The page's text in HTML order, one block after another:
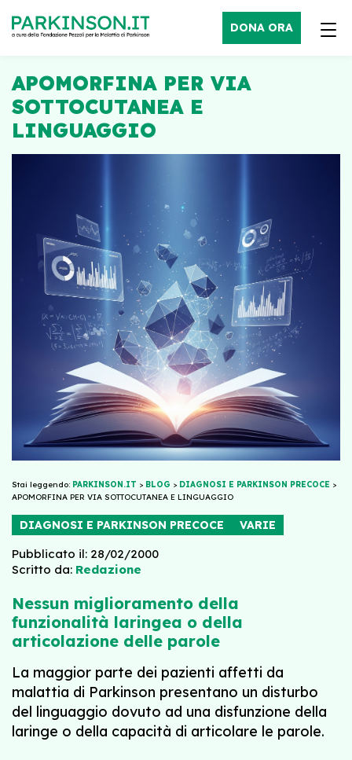
DONA ORA
APOMORFINA PER VIA
SOTTOCUTANEA E
LINGUAGGIO
Stai leggendo: PARKINSON.IT > BLOG > DIAGNOSI E PARKINSON PRECOCE >
APOMORFINA PER VIA SOTTOCUTANEA E LINGUAGGIO
DIAGNOSI E PARKINSON PRECOCE VARIE
Pubblicato il: 28/02/2000
Scritto da: Redazione
Nessun miglioramento della
funzionalità laringea o della
articolazione delle parole
La maggior parte dei pazienti affetti da
malattia di Parkinson presentano un disturbo
del linguaggio dovuto ad una disfunzione della
laringe o della capacità di articolare le parole.